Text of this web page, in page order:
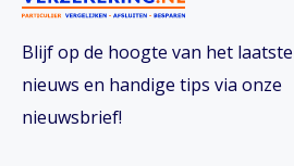
Blijf op de hoogte van het laatste
nieuws en handige tips via onze
nieuwsbrief!